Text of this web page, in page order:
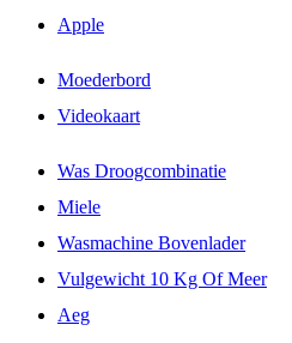
Apple
Moederbord
Videokaart
Was Droogcombinatie
Miele
Wasmachine Bovenlader
Vulgewicht 10 Kg Of Meer
Aeg